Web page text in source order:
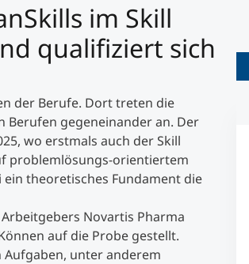
Weiterbildung
Studienberatung
im Skill
qualifiziert sich
der Berufe. Dort treten die
Berufen gegeneinander an. Der
wo erstmals auch der Skill
problemlösungs-orientiertem
theoretisches Fundament die
Novartis Pharma
auf die Probe gestellt.
unter anderem